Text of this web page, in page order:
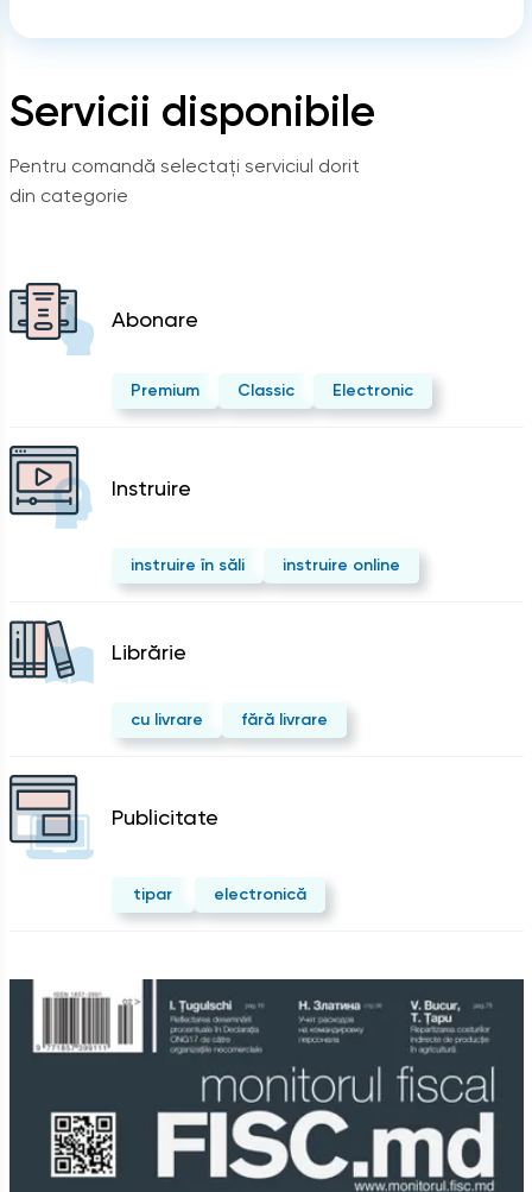
Servicii disponibile
Pentru comandă selectați serviciul dorit
din categorie
Abonare
Premium Classic Electronic
Instruire
instruire în săli instruire online
Librărie
cu livrare fără livrare
Publicitate
tipar electronică